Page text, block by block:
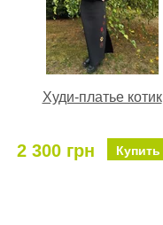
Худи-платье котик
2 300 грн Купить